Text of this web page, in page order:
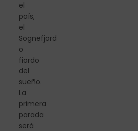
el
país,
el
Sognefjord
o
fiordo
del
sueño.
La
primera
parada
será